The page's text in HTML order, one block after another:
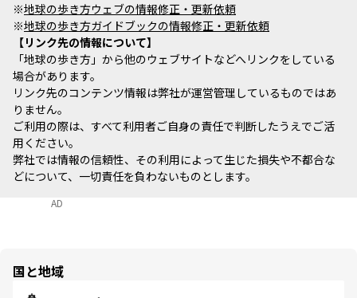
※地球の歩き方ウェブの情報修正・更新依頼
※地球の歩き方ガイドブックの情報修正・更新依頼
リンク先の情報について
「地球の歩き方」から他のウェブサイトなどへリンクをしている
場合があります。
リンク先のコンテンツ情報は弊社が運営管理しているものではあ
りません。
ご利用の際は、すべて利用者ご自身の責任で判断したうえでご活
用ください。
弊社では情報の信頼性、その利用によって生じた損失や不都合な
どについて、一切責任を負わないものとします。
AD
国と地域